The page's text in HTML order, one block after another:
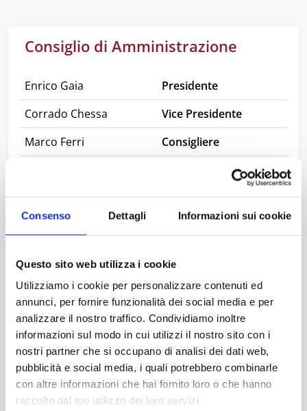
Consenso Dettagli Informazioni sui cookie
Questo sito web utilizza i cookie
Utilizziamo i cookie per personalizzare contenuti ed
annunci, per fornire funzionalità dei social media e per
analizzare il nostro traffico. Condividiamo inoltre
informazioni sul modo in cui utilizzi il nostro sito con i
nostri partner che si occupano di analisi dei dati web,
pubblicità e social media, i quali potrebbero combinarle
con altre informazioni che hai fornito loro o che hanno
raccolto dal tuo utilizzo dei loro servizi.
Consiglio di Amministrazione
Enrico Gaia
Presidente
Corrado Chessa
Vice Presidente
Marco Ferri
Consigliere
Andrea Pennato
Consigliere
Collegio Sindacale
Alberto Picciau
Presidente
Mario Salaris
Sindaco effettivo
Pierpaolo Sanna
Sindaco effettivo
Carla Montaldo
Sindaco supplente
Roberta Mucelli
Sindaco supplente